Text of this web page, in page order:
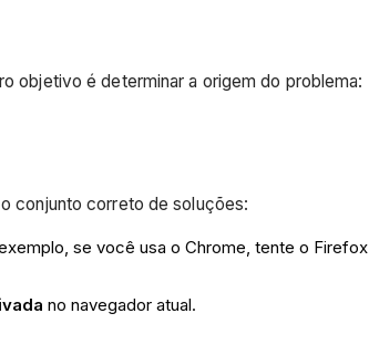
objetivo é determinar a origem do problema:
conjunto correto de soluções:
se você usa o Chrome, tente o
no navegador atual.